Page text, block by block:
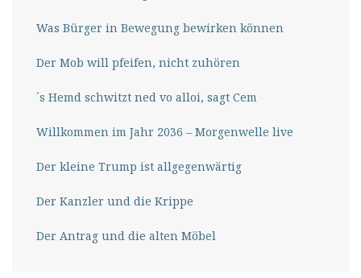
Was Bürger in Bewegung bewirken können
Der Mob will pfeifen, nicht zuhören
´s Hemd schwitzt ned vo alloi, sagt Cem
Willkommen im Jahr 2036 – Morgenwelle live
Der kleine Trump ist allgegenwärtig
Der Kanzler und die Krippe
Der Antrag und die alten Möbel